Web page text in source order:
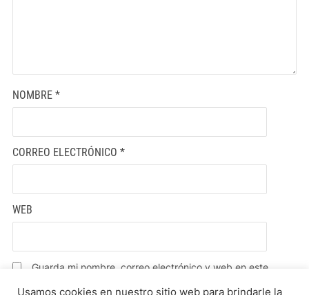
NOMBRE *
CORREO ELECTRÓNICO *
WEB
Guarda mi nombre, correo electrónico y web en este
Usamos cookies en nuestro sitio web para brindarle la